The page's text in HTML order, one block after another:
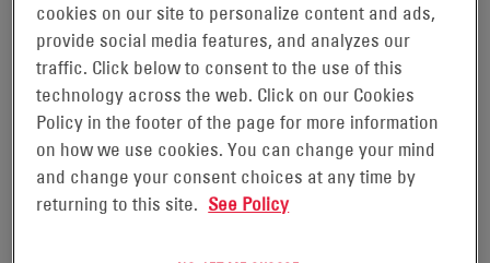
batterie ODYSSEY®, progettate con tecnologia Thin Plate
Pure Lead (TPPL), per fornire un'alimentazione
praticamente esente da manutenzione e di lunga durata.
Inoltre, un'auto da corsa a batteria ODYSSEY® totalmente
brandizzata sarà presente in uno dei principali circuiti di
velocità della nazione, il Charlotte Motor Speedway
(Concord, Carolina del Nord) e sarà a disposizione dei
cookies on our site to personalize content and ads,
provide social media features, and analyzes our
traffic. Click below to consent to the use of this
technology across the web. Click on our Cookies
Policy in the footer of the page for more information
on how we use cookies. You can change your mind
and change your consent choices at any time by
returning to this site. See Policy